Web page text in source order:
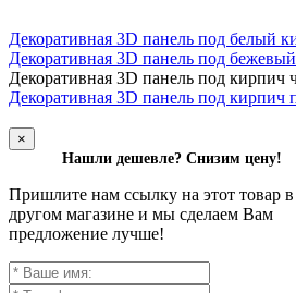
Декоративная 3D панель под белый
Декоративная 3D панель под
Декоративная 3D панель под кирпич
Декоративная 3D панель под кирпич
×
Нашли дешевле? Снизим цену!
Пришлите нам ссылку на этот товар в
другом магазине и мы сделаем Вам
предложение лучше!